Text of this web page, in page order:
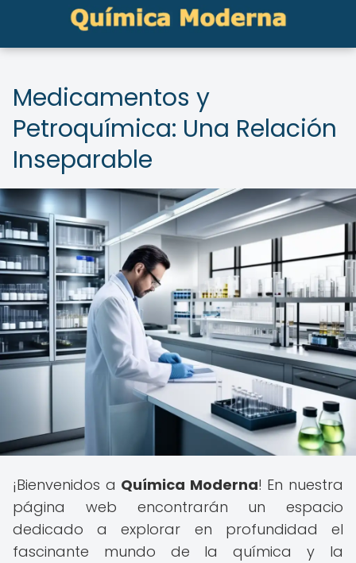
Medicamentos y
Petroquímica: Una Relación
Inseparable
¡Bienvenidos a Química Moderna! En nuestra
página web encontrarán un espacio
dedicado a explorar en profundidad el
fascinante mundo de la química y la